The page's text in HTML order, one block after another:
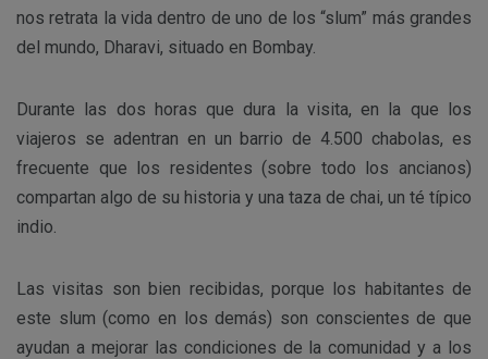
nos retrata la vida dentro de uno de los “slum” más grandes
del mundo, Dharavi, situado en Bombay.
Durante las dos horas que dura la visita, en la que los
viajeros se adentran en un barrio de 4.500 chabolas, es
frecuente que los residentes (sobre todo los ancianos)
compartan algo de su historia y una taza de chai, un té típico
indio.
Las visitas son bien recibidas, porque los habitantes de
este slum (como en los demás) son conscientes de que
ayudan a mejorar las condiciones de la comunidad y a los